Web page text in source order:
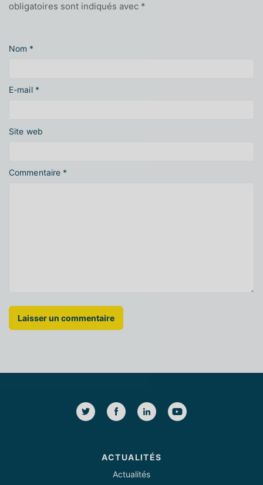
obligatoires sont indiqués avec *
Commentaire *
Nom *
E-mail *
Site web
ACTUALITÉS
Actualités